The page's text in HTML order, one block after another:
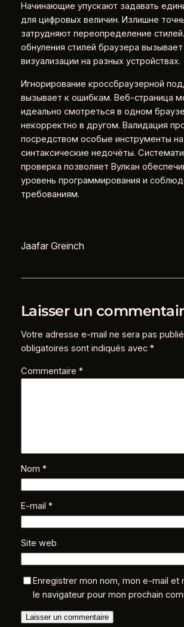
Начинающие упускают задавать
для цифровых величин. Излишне
затрудняют переопределение
обнуления стилей браузера
визуализации на разных устройствах.
Игнорирование кроссбраузерной
вызывает к ошибкам. Веб-страница
идеально смотреться в одном
некорректно в другом. Валидация
посредством особые инструменты
синтаксические недочёты.
проверка позволяет Вулкан
уровень программирования и
требованиям.
Jaafar Greinch
Laisser un
Votre adresse e-mail ne sera pas
obligatoires sont indiqués avec *
Commentaire *
Nom *
E-mail *
Site web
Enregistrer mon nom, mon e-mail et
le navigateur pour mon prochain